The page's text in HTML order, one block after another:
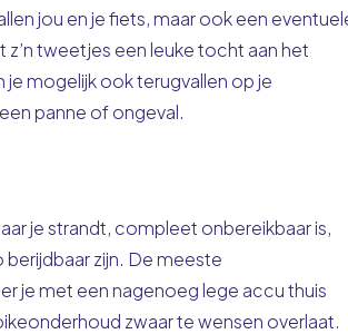
jou en je fiets, maar ook een
z’n tweetjes een leuke tocht aan het
mogelijk ook terugvallen op je
panne of ongeval.
je strandt, compleet onbereikbaar is,
zijn. De meeste
je met een nagenoeg lege accu thuis
zwaar te wensen overlaat.